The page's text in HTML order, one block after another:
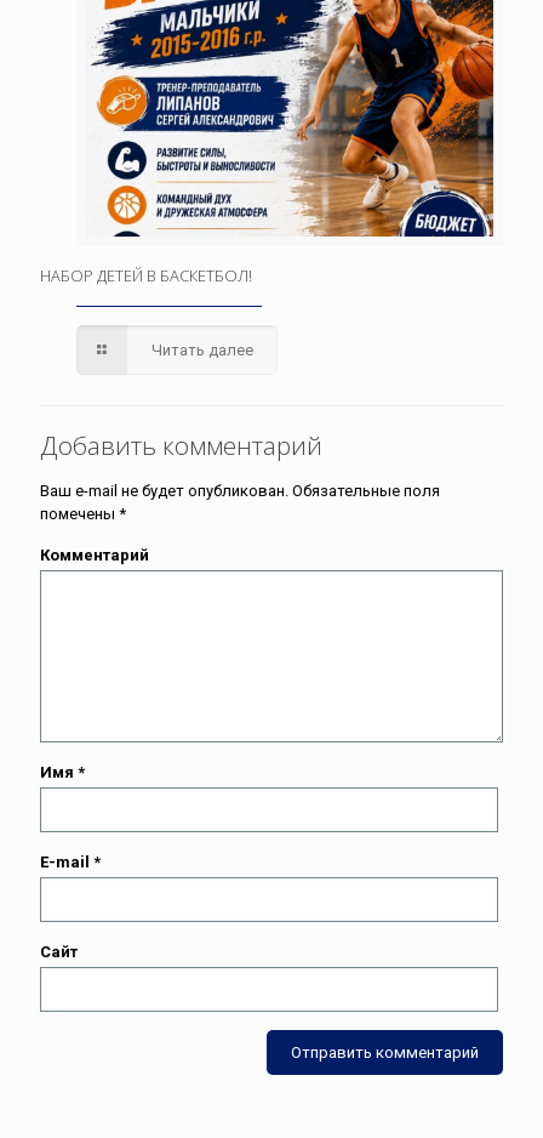
НАБОР ДЕТЕЙ В БАСКЕТБОЛ!
Читать далее
Добавить комментарий
Ваш e-mail не будет опубликован. Обязательные поля
помечены *
Комментарий
Имя *
E-mail *
Сайт